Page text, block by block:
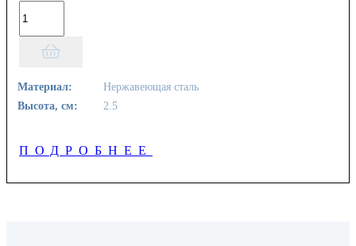
Материал:
Нержавеющая сталь
Высота, см:
2.5
ПОДРОБНЕЕ